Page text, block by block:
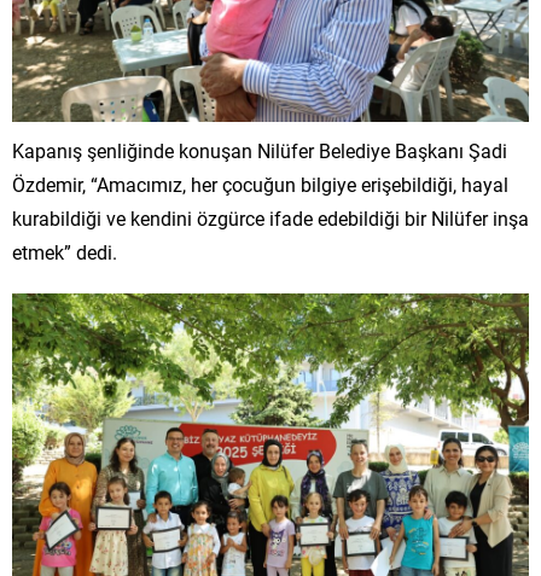
Kapanış şenliğinde konuşan Nilüfer Belediye Başkanı Şadi
Özdemir, “Amacımız, her çocuğun bilgiye erişebildiği, hayal
kurabildiği ve kendini özgürce ifade edebildiği bir Nilüfer inşa
etmek” dedi.